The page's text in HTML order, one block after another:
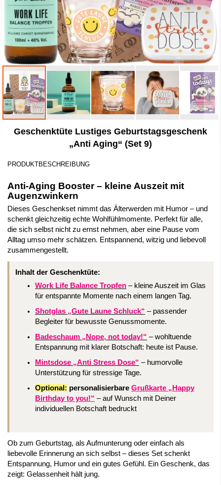
AnfangGeschenktüte Lustiges Geburtstagsgeschenk
„Anti Aging“ (Set 9)
PRODUKTBESCHREIBUNG
Anti-Aging Booster – kleine Auszeit mit
Augenzwinkern
Dieses Geschenkset nimmt das Älterwerden mit Humor – und
schenkt gleichzeitig echte Wohlfühlmomente. Perfekt für alle,
die sich selbst nicht zu ernst nehmen, aber eine Pause vom
Alltag umso mehr schätzen. Entspannend, witzig und liebevoll
zusammengestellt.
Inhalt der Geschenktüte:
Work Life Balance Tropfen – kleine Auszeit im Glas
für entspannte Momente nach einem langen Tag.
Shotglas „Gute Laune Schluck“ – passender
Begleiter für bewusste Genussmomente.
Badeschaum „Nope, not today!“ – wohltuende
Entspannung mit klarer Botschaft: heute ist Pause.
Mintsdose „Anti Stress Dose“ – humorvolle
Unterstützung für stressige Tage.
Optional: personalisierbare Grußkarte „Happy
Birthday to you!“ – auf Wunsch mit Deiner
individuellen Botschaft bedruckt
Ob zum Geburtstag, als Aufmunterung oder einfach als
liebevolle Erinnerung an sich selbst – dieses Set schenkt
Entspannung, Humor und ein gutes Gefühl. Ein Geschenk, das
zeigt: Gelassenheit hält jung.